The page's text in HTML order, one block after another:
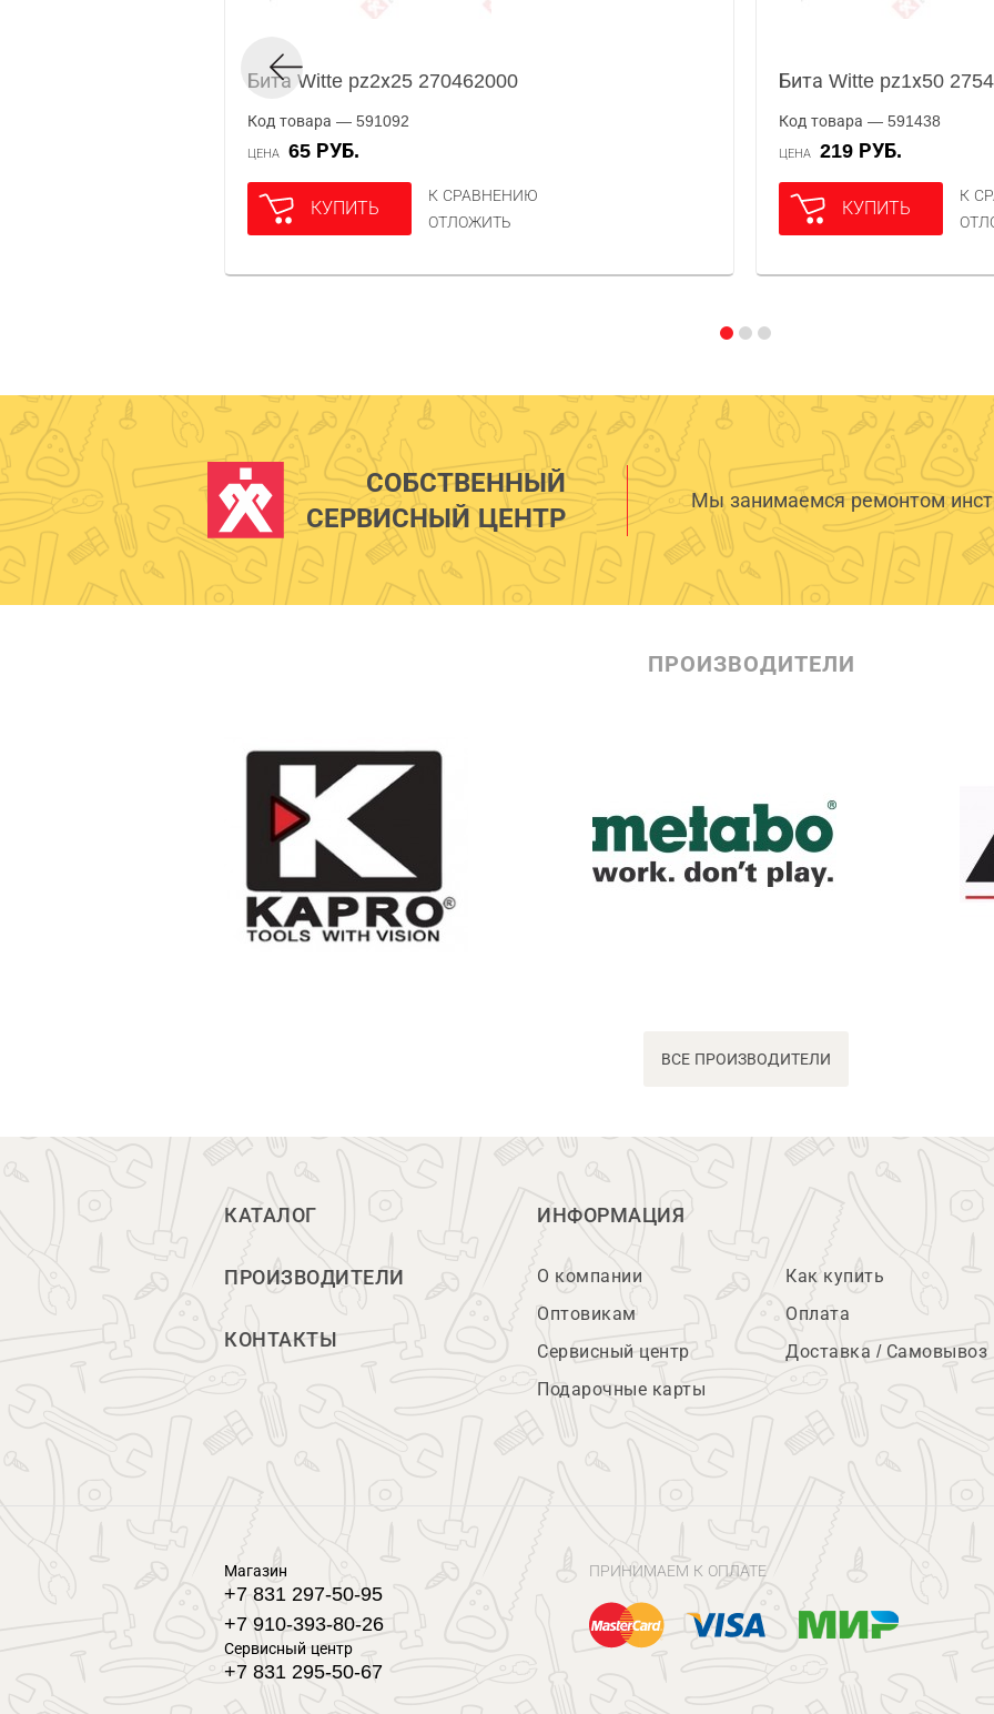
Бита Witte pz2х25 270462000
Код товара — 591092
ЦЕНА 65 РУБ.
КУПИТЬ
К СРАВНЕНИЮ
ОТЛОЖИТЬ
Бита Witte pz1х50
Код товара — 591438
ЦЕНА 219 РУБ.
КУПИТЬ
К
СОБСТВЕННЫЙ
СЕРВИСНЫЙ ЦЕНТР
Мы занимаемся ремонтом
ПРОИЗВОДИТЕЛИ
ВСЕ ПРОИЗВОДИТЕЛИ
КАТАЛОГ
ПРОИЗВОДИТЕЛИ
КОНТАКТЫ
ИНФОРМАЦИЯ
О компании
Оптовикам
Сервисный центр
Подарочные карты
Как купить
Оплата
Доставка / Самовывоз
Магазин
+7 831 297-50-95
+7 910-393-80-26
Сервисный центр
+7 831 295-50-67
ПРИНИМАЕМ К ОПЛАТЕ